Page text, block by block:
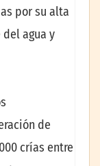
por su alta
agua y
de
crías entre